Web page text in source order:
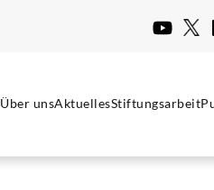
Über unsAktuellesStiftungsarbeit